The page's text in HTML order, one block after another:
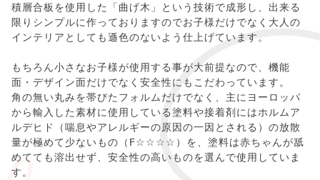
積層合板を使用した「曲げ木」という技術で成形し、出来る
限りシンプルに作っておりますのでお子様だけでなく大人の
インテリアとしても遜色のないよう仕上げています。
もちろん小さなお子様が使用する事が大前提なので、機能
面・デザイン面だけでなく安全性にもこだわっています。
角の無い丸みを帯びたフォルムだけでなく、主にヨーロッパ
から輸入した素材に使用している塗料や接着剤にはホルムア
ルデヒド（喘息やアレルギーの原因の一因とされる）の放散
量が極めて少ないもの（F☆☆☆☆）を、塗料は赤ちゃんが舐
めてても溶出せず、安全性の高いものを選んで使用していま
す。